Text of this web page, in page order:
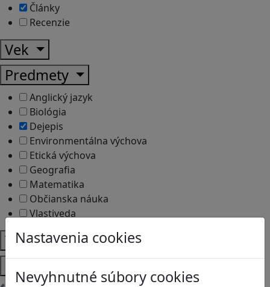
Nastavenia cookies
Nevyhnutné súbory cookies
Články
Recenzie
Vek
Predmety
Anglický jazyk
Biológia
Dejepis
Environmentálna výchova
Etická výchova
Geografia
Matematika
Občianska náuka
Vlastiveda
Témy